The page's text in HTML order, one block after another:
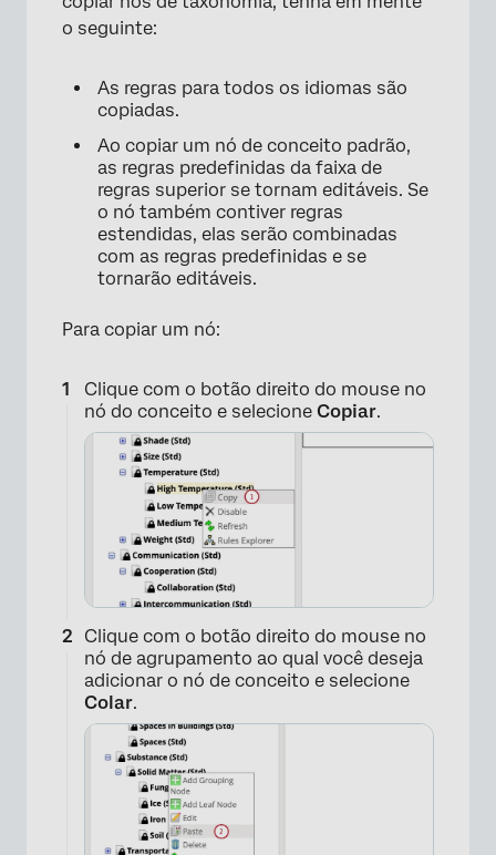
o seguinte:
As regras para todos os idiomas são
copiadas.
Ao copiar um nó de conceito padrão,
as regras predefinidas da faixa de
regras superior se tornam editáveis. Se
o nó também contiver regras
estendidas, elas serão combinadas
com as regras predefinidas e se
tornarão editáveis.
Para copiar um nó:
Clique com o botão direito do mouse no
nó do conceito e selecione Copiar.
Clique com o botão direito do mouse no
nó de agrupamento ao qual você deseja
adicionar o nó de conceito e selecione
Colar.